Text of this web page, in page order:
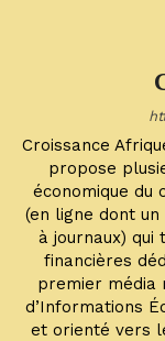
Croissance
propose
économique du
(en ligne dont
à journaux)
financières
premier média
d’Informations
et orienté vers